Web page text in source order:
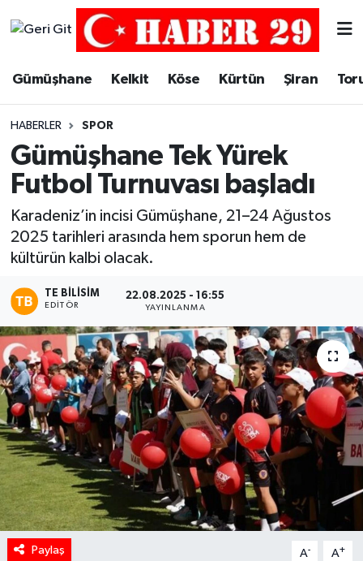
Gümüşhane Kelkit Köse Kürtün Şiran
HABERLER SPOR
Gümüşhane Tek Yürek
Futbol Turnuvası başladı
Karadeniz’in incisi Gümüşhane, 21–24 Ağustos
2025 tarihleri arasında hem sporun hem de
kültürün kalbi olacak.
TE BILISIM
EDITÖR
22.08.2025 - 16:55
YAYINLANMA
Paylaş A- A+
Merkez Trafik Yoğunluk Haritası
Süper Lig Puan Durumu ve Fikstür
Tüm Manşetler